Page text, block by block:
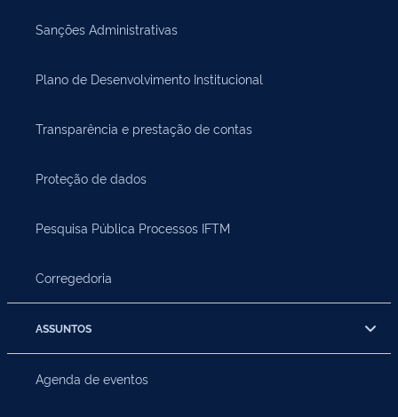
Sanções Administrativas
Plano de Desenvolvimento Institucional
Transparência e prestação de contas
Proteção de dados
Pesquisa Pública Processos IFTM
Corregedoria
ASSUNTOS
Agenda de eventos